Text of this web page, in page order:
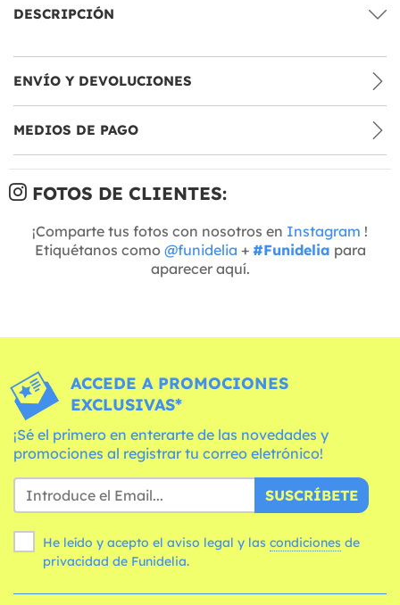
DESCRIPCIÓN
ENVÍO Y DEVOLUCIONES
MEDIOS DE PAGO
FOTOS DE CLIENTES:
¡Comparte tus fotos con nosotros en Instagram !
Etiquétanos como @funidelia + #Funidelia para
aparecer aquí.
ACCEDE A PROMOCIONES
EXCLUSIVAS*
¡Sé el primero en enterarte de las novedades y
promociones al registrar tu correo eletrónico!
SUSCRÍBETE
He leído y acepto el aviso legal y las condiciones
privacidad de Funidelia.